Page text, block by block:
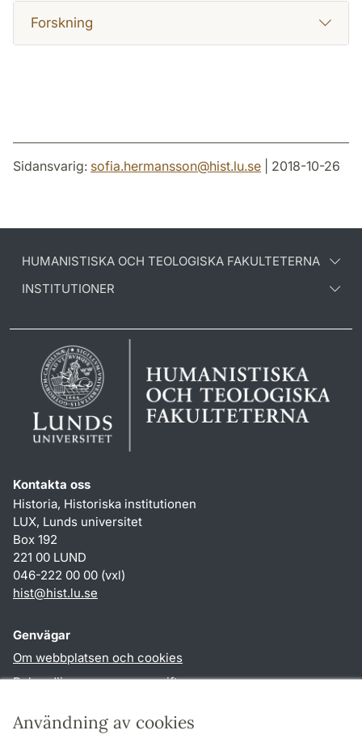
Användning av cookies
Forskning
Sidansvarig: sofia.hermansson@hist.lu.se | 2018-10-26
HUMANISTISKA OCH TEOLOGISKA FAKULTETERNA
INSTITUTIONER
Kontakta oss
Historia, Historiska institutionen
LUX, Lunds universitet
Box 192
221 00 LUND
046-222 00 00 (vxl)
hist@hist.lu.se
Genvägar
Om webbplatsen och cookies
Behandling av personuppgifter
TYPO3-login